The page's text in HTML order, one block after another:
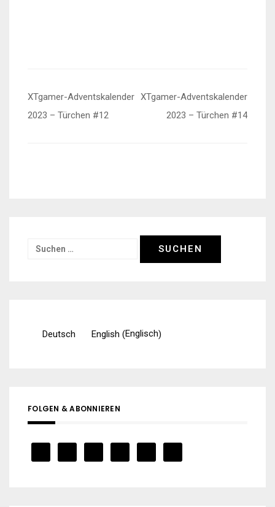
Beitragsnavigation
XTgamer-Adventskalender
2023 – Türchen #12
XTgamer-Adventskalender
2023 – Türchen #14
Suchen
Deutsch English (Englisch)
FOLGEN & ABONNIEREN